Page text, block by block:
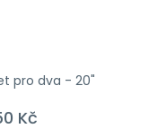
pro dva - 20"
Kč